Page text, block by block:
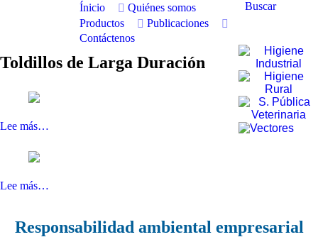
Ínicio
Quiénes somos
Productos
Publicaciones
Contáctenos
Buscar
Toldillos de Larga Duración
Lee más…
Lee más…
Responsabilidad ambiental empresarial